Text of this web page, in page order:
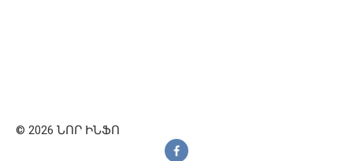
© 2026 ՆՈՐ ԻՆՖՈ